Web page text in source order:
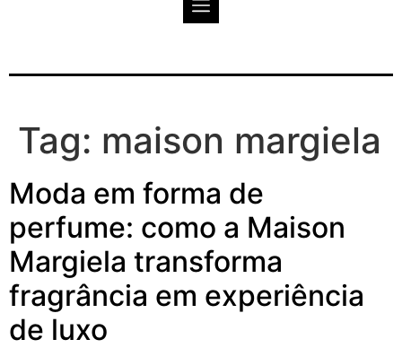
Tag: maison margiela
Moda em forma de
perfume: como a Maison
Margiela transforma
fragrância em experiência
de luxo